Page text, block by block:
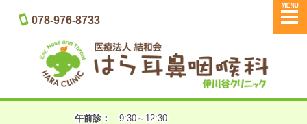
078-976-8733
午前診： 9:30～12:30